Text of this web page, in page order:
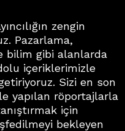
zengin
Pazarlama,
bilim gibi alanlarda
içeriklerimizle
Sizi en son
yapılan röportajlarla
için
bekleyen